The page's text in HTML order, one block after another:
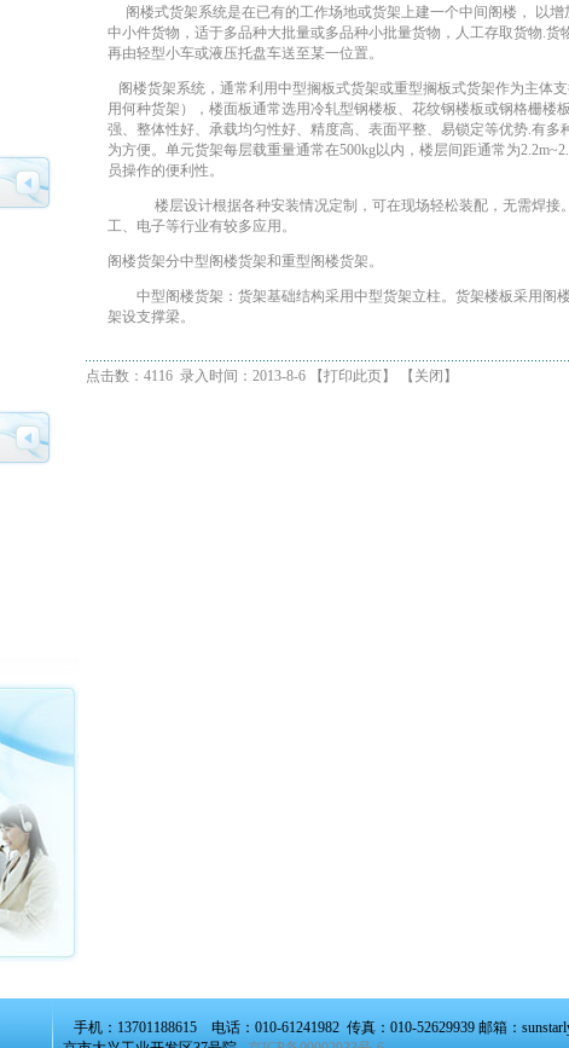
阁楼式货架系统是在已有的工作场地或货架上建一个中间阁楼， 以
中小件货物，适于多品种大批量或多品种小批量货物，人工存取货物.货
再由轻型小车或液压托盘车送至某一位置。
阁楼货架系统，通常利用中型搁板式货架或重型搁板式货架作为主体
用何种货架），楼面板通常选用冷轧型钢楼板、花纹钢楼板或钢格栅楼
强、整体性好、承载均匀性好、精度高、表面平整、易锁定等优势.有
为方便。单元货架每层载重量通常在500kg以内，楼层间距通常为
员操作的便利性。
楼层设计根据各种安装情况定制，可在现场轻松装配，无需焊接。
工、电子等行业有较多应用。
阁楼货架分中型阁楼货架和重型阁楼货架。
中型阁楼货架 ：货架基础结构采用中型货架立柱。货架楼板采用阁
架设支撑梁。
点击数：4116 录入时间：2013-8-6 【打印此页】 【 关闭 】
手机：13701188615 电话：010-61241982 传真：010-52629939 邮箱：